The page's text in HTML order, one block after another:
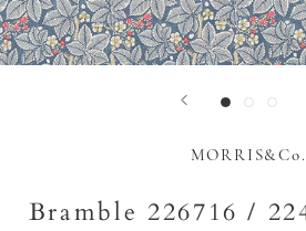
MORRIS&Co.
Bramble 226716 /